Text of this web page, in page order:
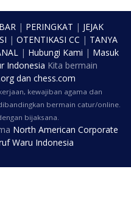
| PERINGKAT | JEJAK
| OTENTIKASI CC | TANYA
| Hubungi Kami | Masuk
Indonesia Kita bermain
dan chess.com
kewajiban agama dan
bermain catur/online.
bijaksana.
North American Corporate
Waru Indonesia